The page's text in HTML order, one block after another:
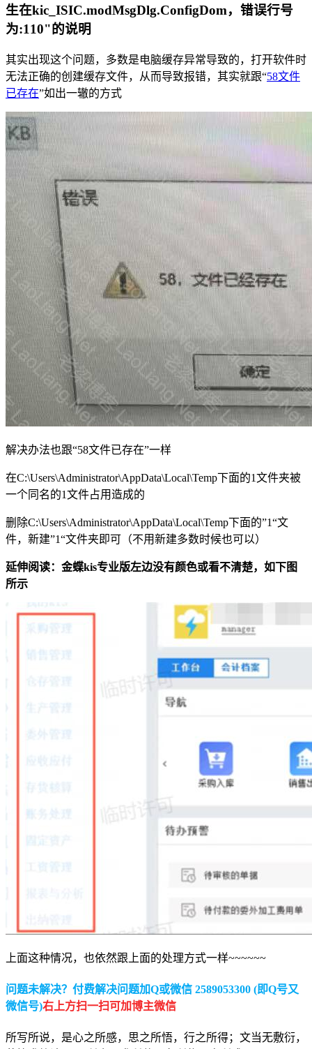
生在kic_ISIC.modMsgDlg.ConfigDom，错误行号
为:110"的说明
其实出现这个问题，多数是电脑缓存异常导致的，打开软件时
无法正确的创建缓存文件，从而导致报错，其实就跟“58文件
已存在”如出一辙的方式
解决办法也跟“58文件已存在”一样
在C:\Users\Administrator\AppData\Local\Temp下面的1文件夹被
一个同名的1文件占用造成的
删除C:\Users\Administrator\AppData\Local\Temp下面的”1“文
件，新建”1“文件夹即可（不用新建多数时候也可以）
延伸阅读：金蝶kis专业版左边没有颜色或看不清楚，如下图
所示
上面这种情况，也依然跟上面的处理方式一样~~~~~~
问题未解决？付费解决问题加Q或微信 2589053300 (即Q号又
微信号)右上方扫一扫可加博主微信
所写所说，是心之所感，思之所悟，行之所得；文当无敷衍，